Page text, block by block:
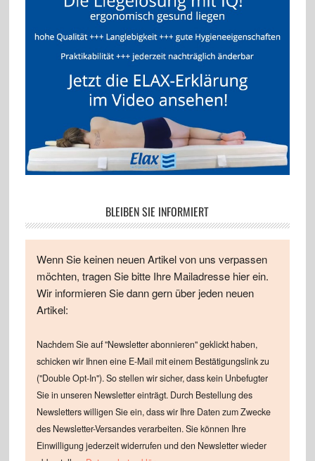
BLEIBEN SIE INFORMIERT
Wenn Sie keinen neuen Artikel von uns verpassen
möchten, tragen Sie bitte Ihre Mailadresse hier ein.
Wir informieren Sie dann gern über jeden neuen
Artikel:
Nachdem Sie auf "Newsletter abonnieren" geklickt haben,
schicken wir Ihnen eine E-Mail mit einem Bestätigungslink zu
("Double Opt-In"). So stellen wir sicher, dass kein Unbefugter
Sie in unseren Newsletter einträgt. Durch Bestellung des
Newsletters willigen Sie ein, dass wir Ihre Daten zum Zwecke
des Newsletter-Versandes verarbeiten. Sie können Ihre
Einwilligung jederzeit widerrufen und den Newsletter wieder